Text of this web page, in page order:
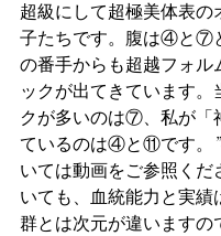
超級にして超極美体表の
子たちです。腹は④と⑦
の番手からも超越フォル
ックが出てきています。
クが多いのは⑦、私が「
ているのは④と⑪です。”
いては動画をご参照く
いても、血統能力と実績
群とは次元が違いますの